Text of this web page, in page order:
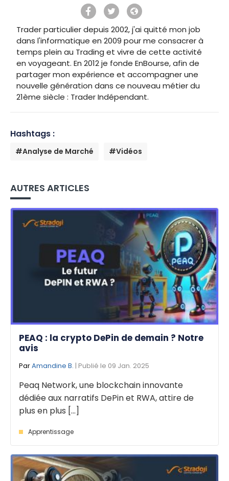
Trader particulier depuis 2002, j'ai quitté mon job
dans l'informatique en 2009 pour me consacrer à
temps plein au Trading et vivre de cette activité
en voyageant. En 2012 je fonde EnBourse, afin de
partager mon expérience et accompagner une
nouvelle génération dans ce nouveau métier du
21ème siècle : Trader Indépendant.
Hashtags :
#Analyse de Marché #Vidéos
AUTRES ARTICLES
PEAQ : la crypto DePin de demain ? Notre
avis
ParAmandine B. | Publié le 09 Jan. 2025
Peaq Network, une blockchain innovante
dédiée aux narratifs DePin et RWA, attire de
plus en plus [...]
Apprentissage